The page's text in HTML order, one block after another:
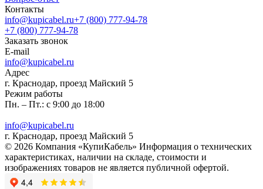
Контакты
info@kupicabel.ru+7 (800) 777-94-78
+7 (800) 777-94-78
Заказать звонок
E-mail
info@kupicabel.ru
Адрес
г. Краснодар, проезд Майский 5
Режим работы
Пн. – Пт.: с 9:00 до 18:00
info@kupicabel.ru
г. Краснодар, проезд Майский 5
© 2026 Компания «КупиКабель» Информация о технических
характеристиках, наличии на складе, стоимости и
изображениях товаров не является публичной офертой.